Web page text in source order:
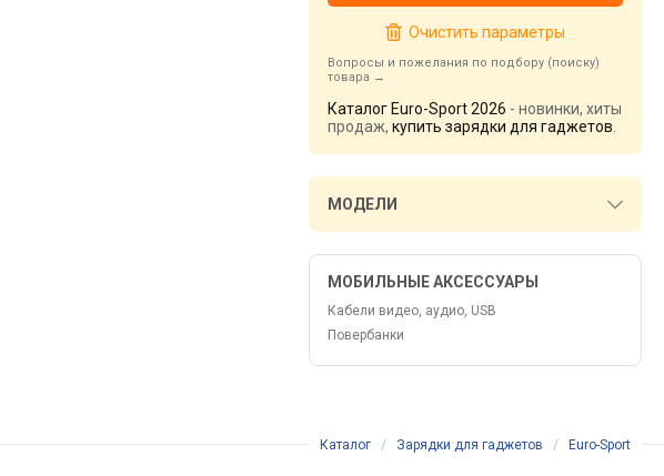
Очистить параметры
Вопросы и пожелания по подбору (поиску)
товара
Каталог Euro-Sport 2026 - новинки, хиты
продаж, купить зарядки для гаджетов
МОДЕЛИ
МОБИЛЬНЫЕ АКСЕССУАРЫ
Кабели видео, аудио, USB
Повербанки
Каталог / Зарядки для гаджетов / Euro-Sport